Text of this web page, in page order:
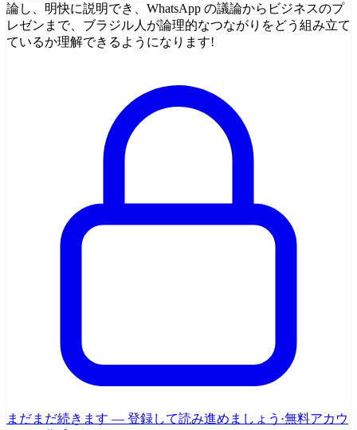
論し、明快に説明でき、WhatsApp の議論からビジネスのプ
レゼンまで、ブラジル人が論理的なつながりをどう組み立て
ているか理解できるようになります!
まだまだ続きます — 登録して読み進めましょう ·無料アカウ